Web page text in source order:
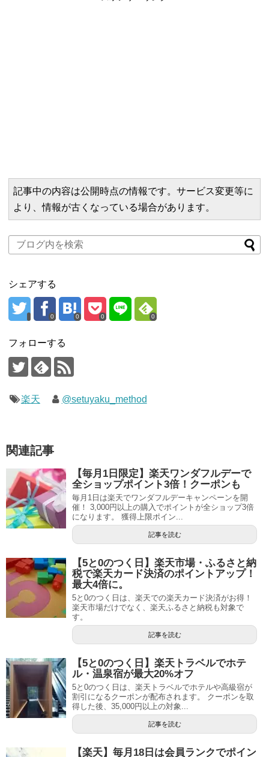
記事中の内容は公開時点の情報です。サービス変更等に
より、情報が古くなっている場合があります。
シェアする
0 0 0 0
フォローする
楽天 @setuyaku_method
関連記事
【毎月1日限定】楽天ワンダフルデーで
全ショップポイント3倍！クーポンも
毎月1日は楽天でワンダフルデーキャンペーンを開
催！ 3,000円以上の購入でポイントが全ショップ3倍
になります。 獲得上限ポイン...
記事を読む
【5と0のつく日】楽天市場・ふるさと納
税で楽天カード決済のポイントアップ！
最大4倍に。
5と0のつく日は、楽天での楽天カード決済がお得！
楽天市場だけでなく、楽天ふるさと納税も対象で
す。
記事を読む
【5と0のつく日】楽天トラベルでホテ
ル・温泉宿が最大20%オフ
5と0のつく日は、楽天トラベルでホテルや高級宿が
割引になるクーポンが配布されます。 クーポンを取
得した後、35,000円以上の対象...
記事を読む
【楽天】毎月18日は会員ランクでポイン